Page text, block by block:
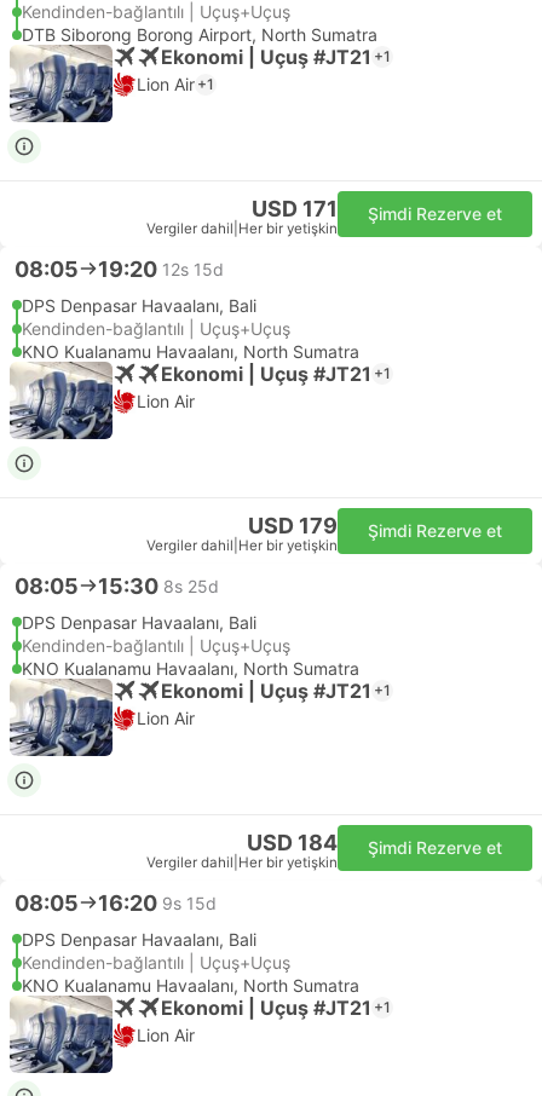
Kendinden-bağlantılı | Uçuş+Uçuş
DTB Siborong Borong Airport, North Sumatra
Ekonomi | Uçuş #JT21 +1
Lion Air +1
USD 171
Vergiler dahil Her bir yetişkin
Şimdi Rezerve et
08:05 19:20 12s 15d
DPS Denpasar Havaalanı, Bali
Kendinden-bağlantılı | Uçuş+Uçuş
KNO Kualanamu Havaalanı, North Sumatra
Ekonomi | Uçuş #JT21 +1
Lion Air
USD 179
Vergiler dahil Her bir yetişkin
Şimdi Rezerve et
08:05 15:30 8s 25d
DPS Denpasar Havaalanı, Bali
Kendinden-bağlantılı | Uçuş+Uçuş
KNO Kualanamu Havaalanı, North Sumatra
Ekonomi | Uçuş #JT21 +1
Lion Air
USD 184
Vergiler dahil Her bir yetişkin
Şimdi Rezerve et
08:05 16:20 9s 15d
DPS Denpasar Havaalanı, Bali
Kendinden-bağlantılı | Uçuş+Uçuş
KNO Kualanamu Havaalanı, North Sumatra
Ekonomi | Uçuş #JT21 +1
Lion Air